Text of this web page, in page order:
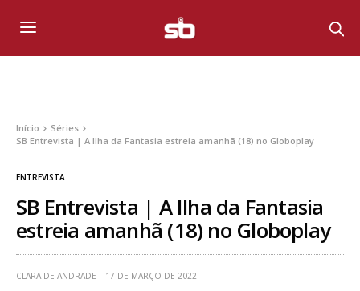
Início
Séries
SB Entrevista | A Ilha da Fantasia estreia amanhã (18) no Globoplay
ENTREVISTA
SB Entrevista | A Ilha da Fantasia
estreia amanhã (18) no Globoplay
CLARA DE ANDRADE 17 DE MARÇO DE 2022